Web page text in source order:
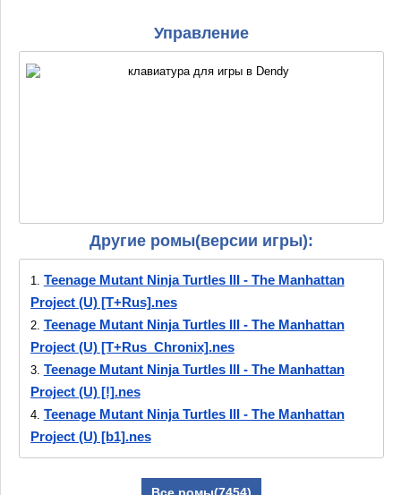
Управление
Другие ромы(версии игры):
1. Teenage Mutant Ninja Turtles III - The Manhattan
Project (U) [T+Rus].nes
2. Teenage Mutant Ninja Turtles III - The Manhattan
Project (U) [T+Rus_Chronix].nes
3. Teenage Mutant Ninja Turtles III - The Manhattan
Project (U) [!].nes
4. Teenage Mutant Ninja Turtles III - The Manhattan
Project (U) [b1].nes
5.Teenage Mutant Ninja Turtles III - The Manhattan
Project (U) [b2].nes